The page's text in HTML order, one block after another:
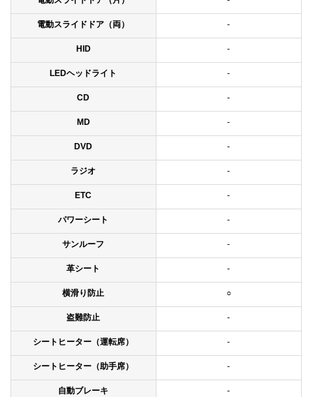
電動スライドドア（両） -
HID -
LEDヘッドライト -
CD -
MD -
DVD -
ラジオ -
ETC -
パワーシート -
サンルーフ -
革シート -
横滑り防止 ○
盗難防止 -
シートヒーター（運転席） -
シートヒーター（助手席） -
自動ブレーキ -